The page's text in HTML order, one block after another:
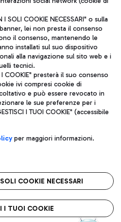
soggetta a direzione e
di Roma 13032990155 P.
int. vers.
1 - 00054 Fiumicino (RM)
Note legali
FCO
stellato
SOLI COOKIE NECESSARI" o sulla
lei non presta il consenso
il consenso, mantenendo le
installati sul suo dispositivo
alla navigazione sul sito web e i
tecnici.
I COOKIE" presterà il suo consenso
ivi compresi cookie di
e può essere revocato in
le sue preferenze per i
I TUOI COOKIE" (accessibile
per maggiori informazioni.
COOKIE NECESSARI
I TUOI COOKIE